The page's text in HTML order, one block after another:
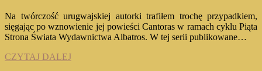
Na twórczość urugwajskiej autorki trafiłem trochę przypadkiem,
sięgając po wznowienie jej powieści Cantoras w ramach cyklu Piąta
Strona Świata Wydawnictwa Albatros. W tej serii publikowane…
CZYTAJ DALEJCARO